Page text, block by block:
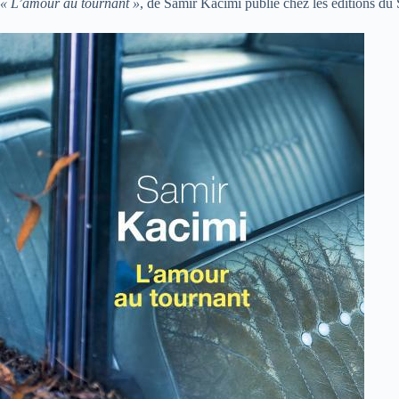
« L’amour au tournant », de Samir Kacimi publié chez les éditions du